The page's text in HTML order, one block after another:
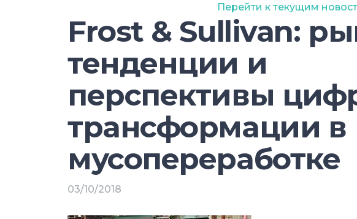
Перейти к текущим
Frost & Sullivan:
тенденции и
перспективы
трансформации в
мусопереработке
03/10/2018